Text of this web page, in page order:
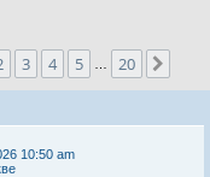
1 из
3 4 5 20
10:50 am